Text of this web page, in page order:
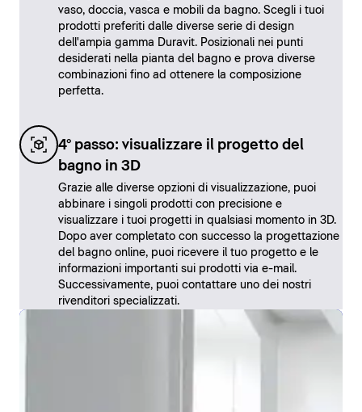
vaso, doccia, vasca e mobili da bagno. Scegli i tuoi
prodotti preferiti dalle diverse serie di design
dell'ampia gamma Duravit. Posizionali nei punti
desiderati nella pianta del bagno e prova diverse
combinazioni fino ad ottenere la composizione
perfetta.
4° passo: visualizzare il progetto del
bagno in 3D
Grazie alle diverse opzioni di visualizzazione, puoi
abbinare i singoli prodotti con precisione e
visualizzare i tuoi progetti in qualsiasi momento in 3D.
Dopo aver completato con successo la progettazione
del bagno online, puoi ricevere il tuo progetto e le
informazioni importanti sui prodotti via e-mail.
Successivamente, puoi contattare uno dei nostri
rivenditori specializzati.